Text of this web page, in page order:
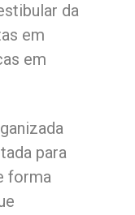
da
em
em
para
forma